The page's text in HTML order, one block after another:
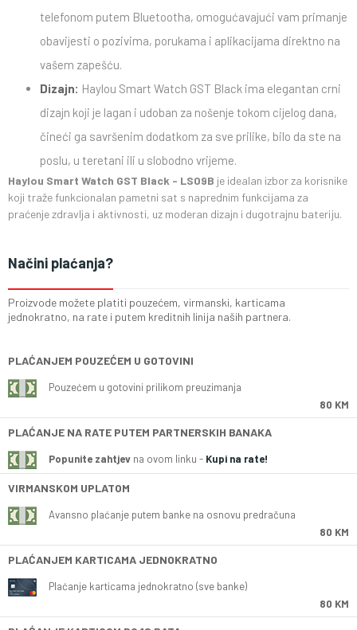
telefonom putem Bluetootha, omogućavajući vam primanje
obavijesti o pozivima, porukama i aplikacijama direktno na
vašem zapešću.
Dizajn: Haylou Smart Watch GST Black ima elegantan crni
dizajn koji je lagan i udoban za nošenje tokom cijelog dana,
čineći ga savršenim dodatkom za sve prilike, bilo da ste na
poslu, u teretani ili u slobodno vrijeme.
Haylou Smart Watch GST Black - LS09B je idealan izbor za korisnike
koji traže funkcionalan pametni sat s naprednim funkcijama za
praćenje zdravlja i aktivnosti, uz moderan dizajn i dugotrajnu bateriju.
Načini plaćanja?
Proizvode možete platiti pouzećem, virmanski, karticama
jednokratno, na rate i putem kreditnih linija naših partnera.
PLAĆANJEM POUZEĆEM U GOTOVINI
Pouzećem u gotovini prilikom preuzimanja
80 KM
PLAĆANJE NA RATE PUTEM PARTNERSKIH BANAKA
Popunite zahtjev na ovom linku - Kupi na rate!
VIRMANSKOM UPLATOM
Avansno plaćanje putem banke na osnovu predračuna
80 KM
PLAĆANJEM KARTICAMA JEDNOKRATNO
Plaćanje karticama jednokratno (sve banke)
80 KM